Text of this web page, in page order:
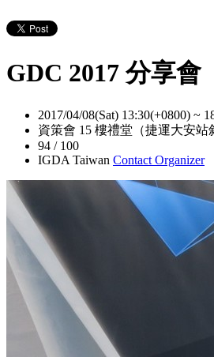
GDC 2017 分享會
2017/04/08(Sat) 13:30(+0800) ~
資策會 15 樓禮堂（捷運大安站
94 / 100
IGDA Taiwan Contact Organizer